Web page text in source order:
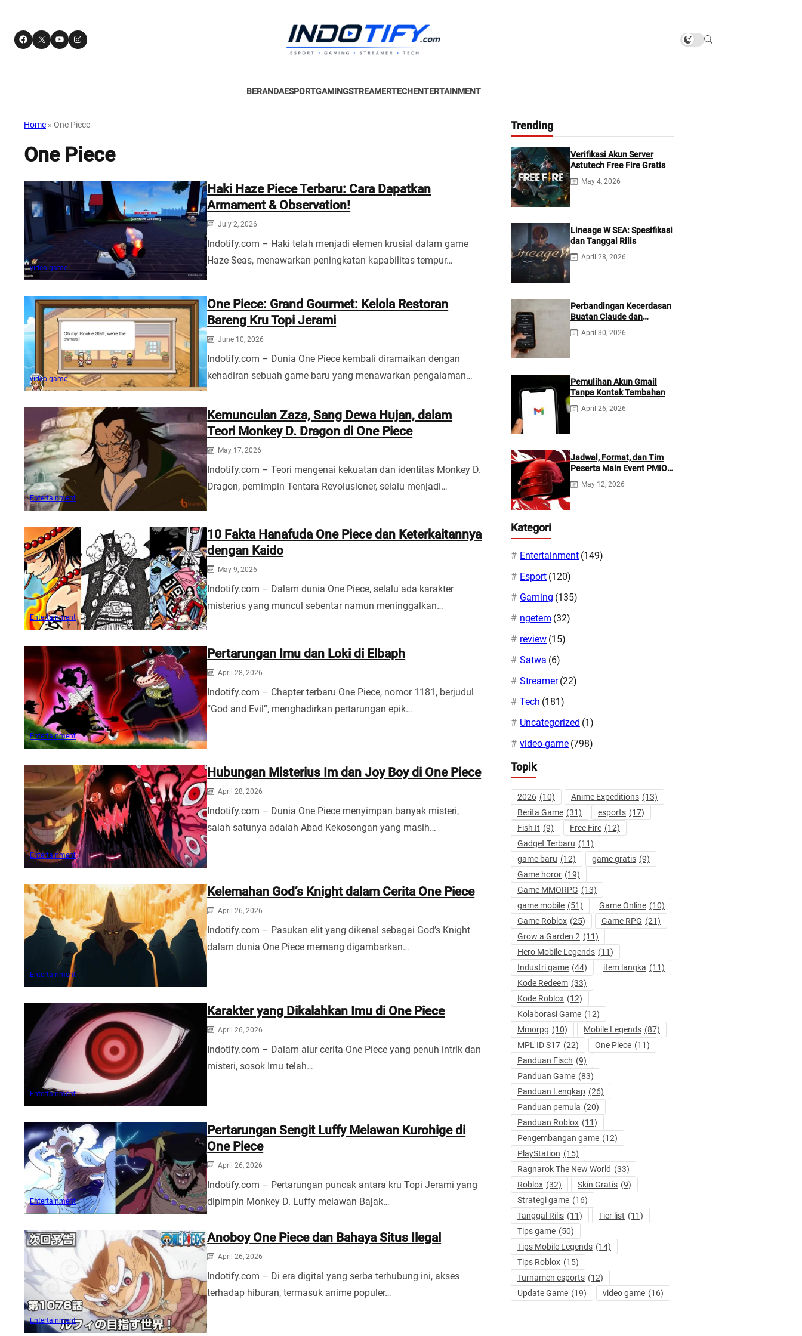
Facebook X YouTube Instagram
BERANDAESPORTGAMINGSTREAMERTECHENTERTAINMENT
Home » One Piece
One Piece
video-game
Haki Haze Piece Terbaru: Cara Dapatkan
Armament & Observation!
July 2, 2026
Indotify.com – Haki telah menjadi elemen krusial dalam game
Haze Seas, menawarkan peningkatan kapabilitas tempur…
video-game
One Piece: Grand Gourmet: Kelola Restoran
Bareng Kru Topi Jerami
June 10, 2026
Indotify.com – Dunia One Piece kembali diramaikan dengan
kehadiran sebuah game baru yang menawarkan pengalaman…
Entertainment
Kemunculan Zaza, Sang Dewa Hujan, dalam
Teori Monkey D. Dragon di One Piece
May 17, 2026
Indotify.com – Teori mengenai kekuatan dan identitas Monkey D.
Dragon, pemimpin Tentara Revolusioner, selalu menjadi…
Entertainment
10 Fakta Hanafuda One Piece dan Keterkaitannya
dengan Kaido
May 9, 2026
Indotify.com – Dalam dunia One Piece, selalu ada karakter
misterius yang muncul sebentar namun meninggalkan…
Entertainment
Pertarungan Imu dan Loki di Elbaph
April 28, 2026
Indotify.com – Chapter terbaru One Piece, nomor 1181, berjudul
“God and Evil”, menghadirkan pertarungan epik…
Entertainment
Hubungan Misterius Im dan Joy Boy di One Piece
April 28, 2026
Indotify.com – Dunia One Piece menyimpan banyak misteri,
salah satunya adalah Abad Kekosongan yang masih…
Entertainment
Kelemahan God’s Knight dalam Cerita One Piece
April 26, 2026
Indotify.com – Pasukan elit yang dikenal sebagai God’s Knight
dalam dunia One Piece memang digambarkan…
Entertainment
Karakter yang Dikalahkan Imu di One Piece
April 26, 2026
Indotify.com – Dalam alur cerita One Piece yang penuh intrik dan
misteri, sosok Imu telah…
Entertainment
Pertarungan Sengit Luffy Melawan Kurohige di
One Piece
April 26, 2026
Indotify.com – Pertarungan puncak antara kru Topi Jerami yang
dipimpin Monkey D. Luffy melawan Bajak…
Entertainment
Anoboy One Piece dan Bahaya Situs Ilegal
April 26, 2026
Indotify.com – Di era digital yang serba terhubung ini, akses
terhadap hiburan, termasuk anime populer…
Trending
Verifikasi Akun Server
Astutech Free Fire Gratis
May 4, 2026
Lineage W SEA: Spesifikasi
dan Tanggal Rilis
April 28, 2026
Perbandingan Kecerdasan
Buatan Claude dan
ChatGPT: Mana yang Lebih
Baik?
April 30, 2026
Pemulihan Akun Gmail
Tanpa Kontak Tambahan
April 26, 2026
Jadwal, Format, dan Tim
Peserta Main Event PMIO
2026
May 12, 2026
Kategori
Entertainment (149)
Esport (120)
Gaming (135)
ngetem (32)
review (15)
Satwa (6)
Streamer (22)
Tech (181)
Uncategorized (1)
video-game (798)
Topik
2026 (10) Anime Expeditions (13)
Berita Game (31) esports (17)
Fish It (9) Free Fire (12)
Gadget Terbaru (11)
game baru (12) game gratis (9)
Game horor (19)
Game MMORPG (13)
game mobile (51) Game Online (10)
Game Roblox (25) Game RPG (21)
Grow a Garden 2 (11)
Hero Mobile Legends (11)
Industri game (44) item langka (11)
Kode Redeem (33)
Kode Roblox (12)
Kolaborasi Game (12)
Mmorpg (10) Mobile Legends (87)
MPL ID S17 (22) One Piece (11)
Panduan Fisch (9)
Panduan Game (83)
Panduan Lengkap (26)
Panduan pemula (20)
Panduan Roblox (11)
Pengembangan game (12)
PlayStation (15)
Ragnarok The New World (33)
Roblox (32) Skin Gratis (9)
Strategi game (16)
Tanggal Rilis (11) Tier list (11)
Tips game (50)
Tips Mobile Legends (14)
Tips Roblox (15)
Turnamen esports (12)
Update Game (19) video game (16)